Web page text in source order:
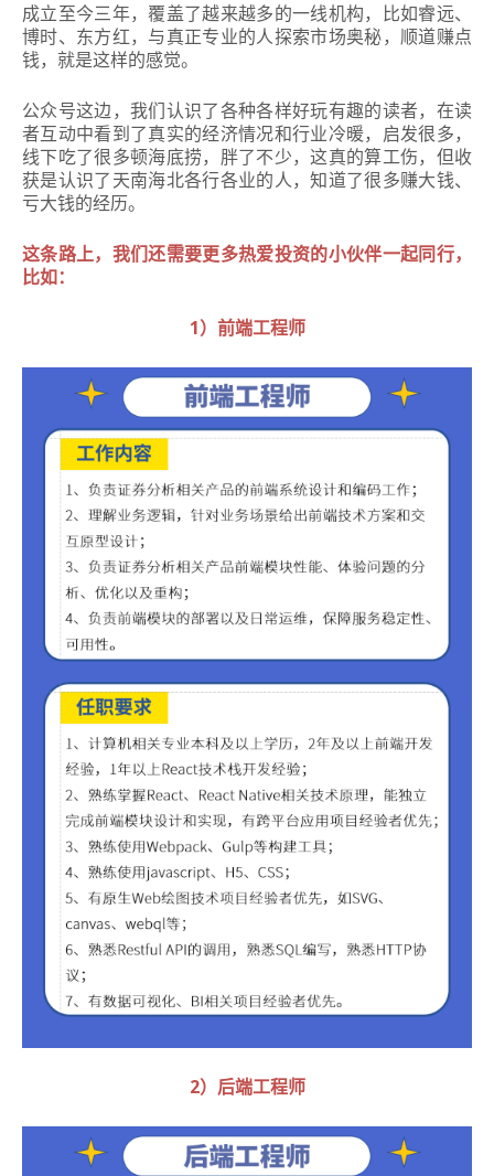
成立至今三年，覆盖了越来越多的一线机构，比如睿远、
博时、东方红，与真正专业的人探索市场奥秘，顺道赚点
钱，就是这样的感觉。
公众号这边，我们认识了各种各样好玩有趣的读者，在读
者互动中看到了真实的经济情况和行业冷暖，启发很多，
线下吃了很多顿海底捞，胖了不少，这真的算工伤，但收
获是认识了天南海北各行各业的人，知道了很多赚大钱、
亏大钱的经历。
这条路上，我们还需要更多热爱投资的小伙伴一起同行，
比如：
1）前端工程师
2）后端工程师